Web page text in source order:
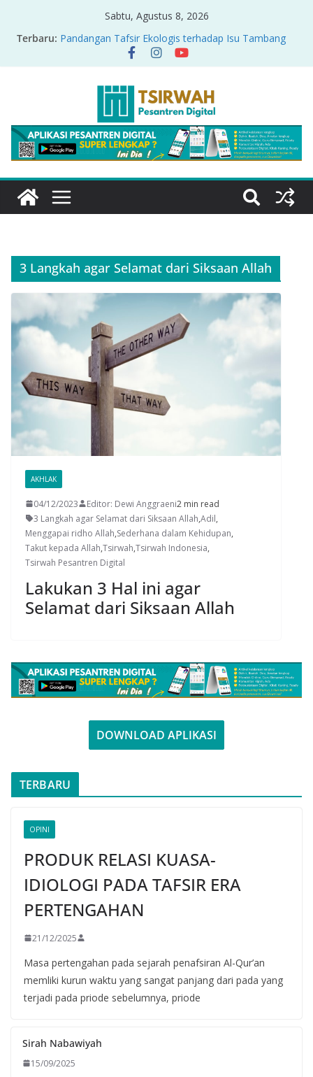
Sabtu, Agustus 8, 2026
Terbaru: Pandangan Tafsir Ekologis terhadap Isu Tambang
Nikel di Raja Ampat
PRODUK RELASI KUASA-IDIOLOGI PADA TAFSIR
Sirah Nabawiyah
Oversharing dan Privasi dalam Al-Qur’an: “Ketika
Ayat Bicara Soal Curhat di Sosmed”
Menyikapi Fatherless, Kisah Lukman Menjadi
Cerminan
3 Langkah agar Selamat dari Siksaan Allah
AKHLAK
04/12/2023 Editor: Dewi Anggraeni2 min read
3 Langkah agar Selamat dari Siksaan Allah,Adil,
Menggapai ridho Allah,Sederhana dalam Kehidupan,
Takut kepada Allah,Tsirwah,Tsirwah Indonesia,
Tsirwah Pesantren Digital
Lakukan 3 Hal ini agar
Selamat dari Siksaan Allah
DOWNLOAD APLIKASI
TERBARU
OPINI
PRODUK RELASI KUASA-
IDIOLOGI PADA TAFSIR ERA
PERTENGAHAN
21/12/2025
Masa pertengahan pada sejarah penafsiran Al-Qur’an
memliki kurun waktu yang sangat panjang dari pada yang
terjadi pada priode sebelumnya, priode
Sirah Nabawiyah
15/09/2025